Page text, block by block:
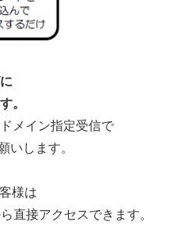
。
メイン指定受信で
いします。
様は
直接アクセスできます。